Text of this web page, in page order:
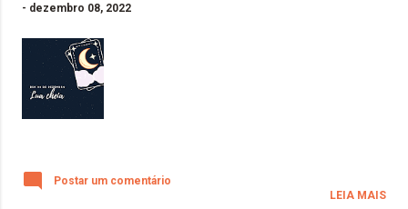
- dezembro 08, 2022
Postar um comentário
LEIA MAIS